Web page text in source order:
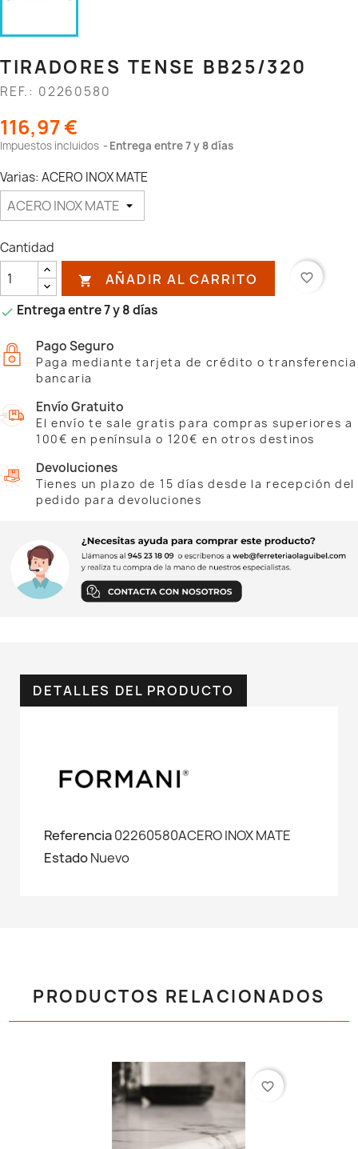
TIRADORES TENSE BB25/320
REF.: 02260580
116,97 €
Impuestos incluidos Entrega entre 7 y 8 días
Varias: ACERO INOX MATE
Cantidad
 AÑADIR AL CARRITO favorite_border
 Entrega entre 7 y 8 días
Pago Seguro
Paga mediante tarjeta de crédito o transferencia
bancaria
Envío Gratuito
El envío te sale gratis para compras superiores a
100€ en península o 120€ en otros destinos
Devoluciones
Tienes un plazo de 15 días desde la recepción del
pedido para devoluciones
DETALLES DEL PRODUCTO
Referencia02260580ACERO INOX MATE
EstadoNuevo
PRODUCTOS RELACIONADOS
favorite_border